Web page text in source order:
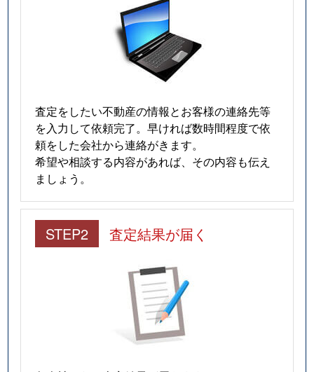
査定をしたい不動産の情報とお客様の連絡先等
を入力して依頼完了。早ければ数時間程度で依
頼をした会社から連絡がきます。
希望や相談する内容があれば、その内容も伝え
ましょう。
STEP2 査定結果が届く